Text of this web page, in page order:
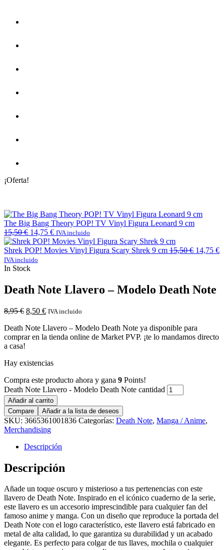
¡Oferta!
The Big Bang Theory POP! TV Vinyl Figura Leonard 9 cm
15,50€ 14,75 € IVA incluido
Shrek POP! Movies Vinyl Figura Scary Shrek 9 cm 15,50€ 14,75 €
IVA incluido
In Stock
Death Note Llavero – Modelo Death Note
8,95€ 8,50 € IVA incluido
Death Note Llavero – Modelo Death Note ya disponible para
comprar en la tienda online de Market PVP. ¡te lo mandamos directo
a casa!
Hay existencias
Compra este producto ahora y gana 9 Points!
Death Note Llavero - Modelo Death Note cantidad
Añadir al carrito
Compare
Añadir a la lista de deseos
SKU: 3665361001836 Categorías: Death Note, Manga / Anime,
Merchandising
Descripción
Descripción
Añade un toque oscuro y misterioso a tus pertenencias con este
llavero de Death Note. Inspirado en el icónico cuaderno de la serie,
este llavero es un accesorio imprescindible para cualquier fan del
famoso anime y manga. Con un diseño que reproduce la portada del
Death Note con el logo característico, este llavero está fabricado en
metal de alta calidad, lo que garantiza su durabilidad y un acabado
elegante. Es perfecto para colgar de tus llaves, mochila o cualquier